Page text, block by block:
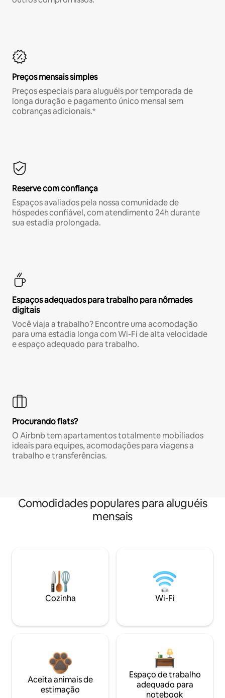
Preços mensais simples
Preços especiais para aluguéis por temporada de
longa duração e pagamento único mensal sem
cobranças adicionais.*
Reserve com confiança
Espaços avaliados pela nossa comunidade de
hóspedes confiável, com atendimento 24h durante
sua estadia prolongada.
Espaços adequados para trabalho para nômades
digitais
Você viaja a trabalho? Encontre uma acomodação
para uma estadia longa com Wi-Fi de alta velocidade
e espaço adequado para trabalho.
Procurando flats?
O Airbnb tem apartamentos totalmente mobiliados
ideais para equipes, acomodações para viagens a
trabalho e transferências.
Comodidades populares para aluguéis
mensais
Cozinha Wi-Fi
Aceita animais de
estimação
Espaço de trabalho
adequado para
notebook